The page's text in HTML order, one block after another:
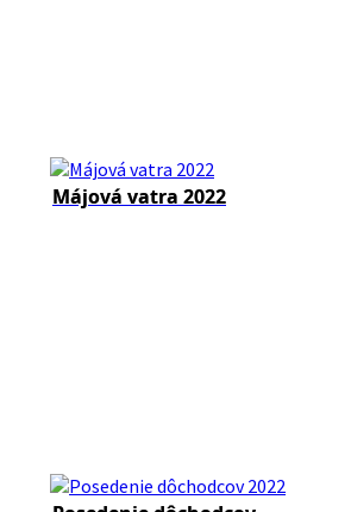
Májová vatra 2022